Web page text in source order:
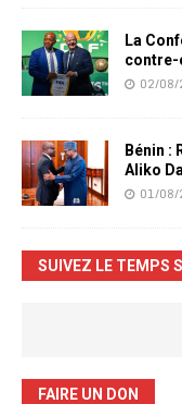
La
02/08/
Bénin :
Aliko
01/08/
SUIVEZ LE TEMPS
FAIRE UN DON